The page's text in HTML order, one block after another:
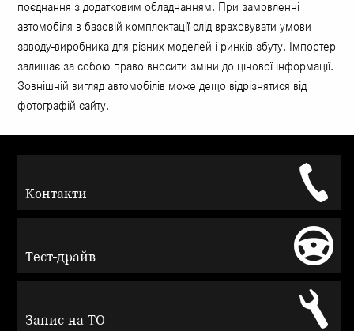
поєднання з додатковим обладнанням. При замовленні
автомобіля в базовій комплектації слід враховувати умови
заводу-виробника для різних моделей і ринків збуту. Імпортер
залишає за собою право вносити зміни до цінової інформації.
Зовнішній вигляд автомобілів може дещо відрізнятися від
фотографій сайту.
Контакти
Тест-драйв
Запис на ТО